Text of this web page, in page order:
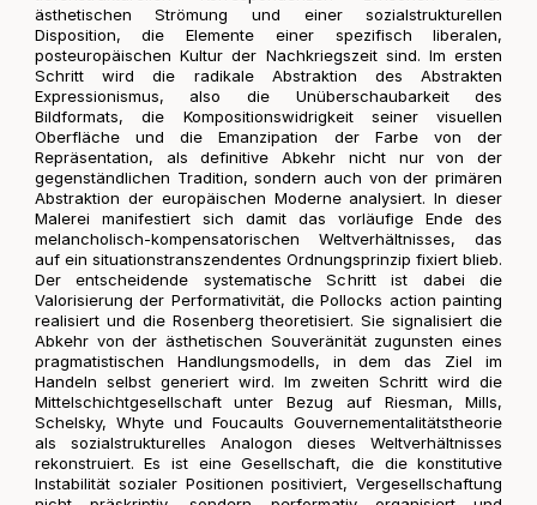
ästhetischen Strömung und einer sozialstrukturellen
Disposition, die Elemente einer spezifisch liberalen,
posteuropäischen Kultur der Nachkriegszeit sind. Im ersten
Schritt wird die radikale Abstraktion des Abstrakten
Expressionismus, also die Unüberschaubarkeit des
Bildformats, die Kompositionswidrigkeit seiner visuellen
Oberfläche und die Emanzipation der Farbe von der
Repräsentation, als definitive Abkehr nicht nur von der
gegenständlichen Tradition, sondern auch von der primären
Abstraktion der europäischen Moderne analysiert. In dieser
Malerei manifestiert sich damit das vorläufige Ende des
melancholisch-kompensatorischen Weltverhältnisses, das
auf ein situationstranszendentes Ordnungsprinzip fixiert blieb.
Der entscheidende systematische Schritt ist dabei die
Valorisierung der Performativität, die Pollocks action painting
realisiert und die Rosenberg theoretisiert. Sie signalisiert die
Abkehr von der ästhetischen Souveränität zugunsten eines
pragmatistischen Handlungsmodells, in dem das Ziel im
Handeln selbst generiert wird. Im zweiten Schritt wird die
Mittelschichtgesellschaft unter Bezug auf Riesman, Mills,
Schelsky, Whyte und Foucaults Gouvernementalitätstheorie
als sozialstrukturelles Analogon dieses Weltverhältnisses
rekonstruiert. Es ist eine Gesellschaft, die die konstitutive
Instabilität sozialer Positionen positiviert, Vergesellschaftung